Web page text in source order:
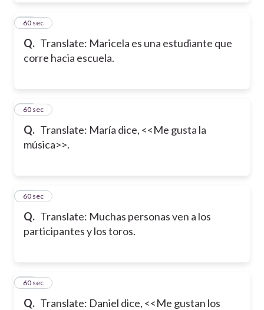
Q. Translate: Maricela es una estudiante que
corre hacia escuela.
11
60 sec
Q. Translate: María dice, <<Me gusta la
música>>.
12
60 sec
Q. Translate: Muchas personas ven a los
participantes y los toros.
13
60 sec
Q. Translate: Daniel dice, <<Me gustan los
14
60 sec